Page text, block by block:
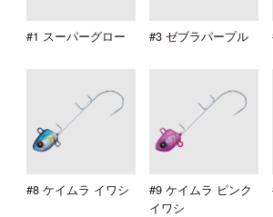
#1 スーパーグロー #3 ゼブラパープル
#8 ケイムラ イワシ
#9 ケイムラ ピンク
イワシ